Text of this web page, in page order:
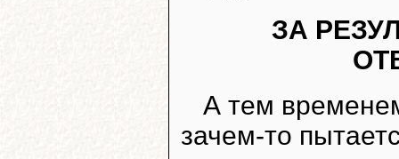
ЗА
А тем
зачем-то